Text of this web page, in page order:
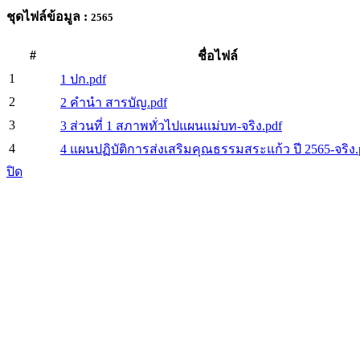
ชุดไฟล์ข้อมูล : 2565
#
ชื่อไฟล์
1
1 ปก.pdf
2
2 คำนำ สารบัญ.pdf
3
3 ส่วนที่ 1 สภาพทั่วไปแผนแม่บท-จริง.pdf
4
4 แผนปฏิบัติการส่งเสริมคุณธรรมสระแก้ว ปี 2565-จริง
ปิด